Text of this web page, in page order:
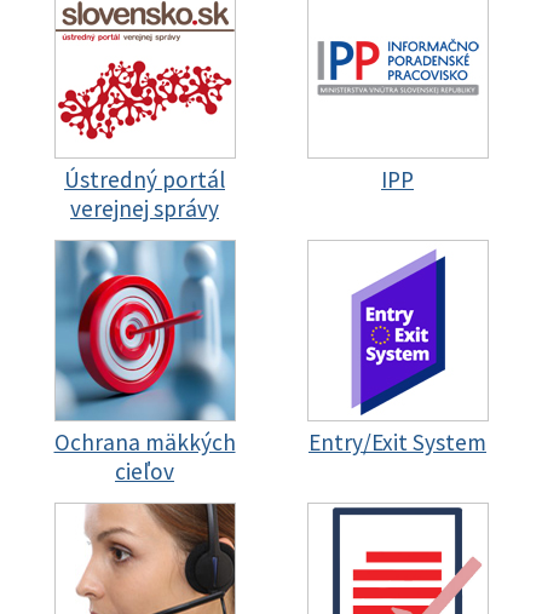
Ústredný portál
verejnej správy
IPP
Ochrana mäkkých
cieľov
Entry/Exit System